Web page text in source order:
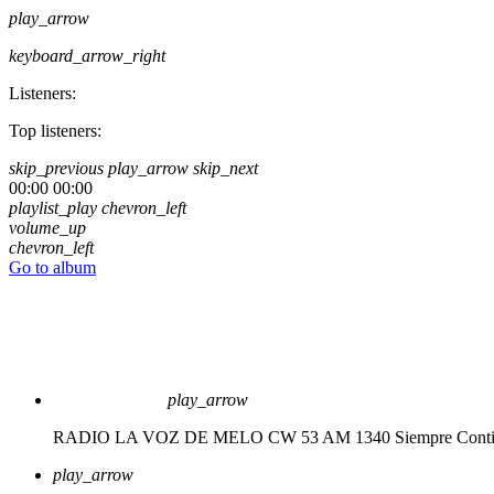
play_arrow
keyboard_arrow_right
Listeners:
Top listeners:
skip_previous play_arrow skip_next
00:00 00:00
playlist_play chevron_left
volume_up
chevron_left
Go to album
play_arrow
RADIO LA VOZ DE MELO CW 53 AM 1340 Siempre
play_arrow